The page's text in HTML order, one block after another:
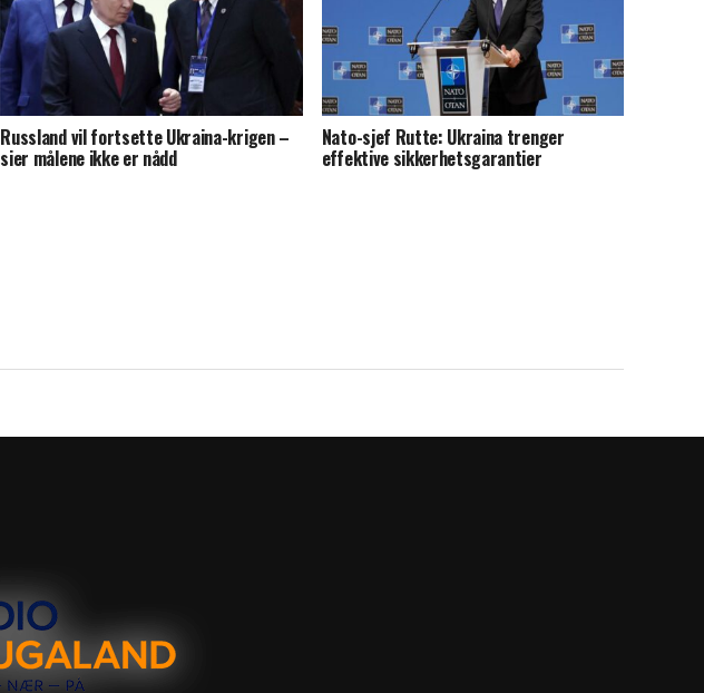
Russland vil fortsette Ukraina-krigen –
sier målene ikke er nådd
Nato-sjef Rutte: Ukraina trenger
effektive sikkerhetsgarantier